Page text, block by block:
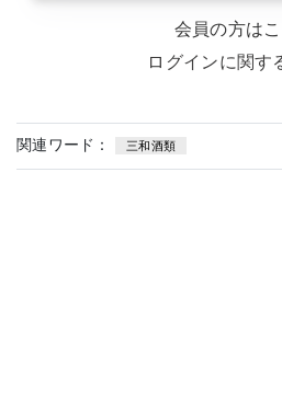
会員の方は
ログインに関す
関連ワード： 三和酒類